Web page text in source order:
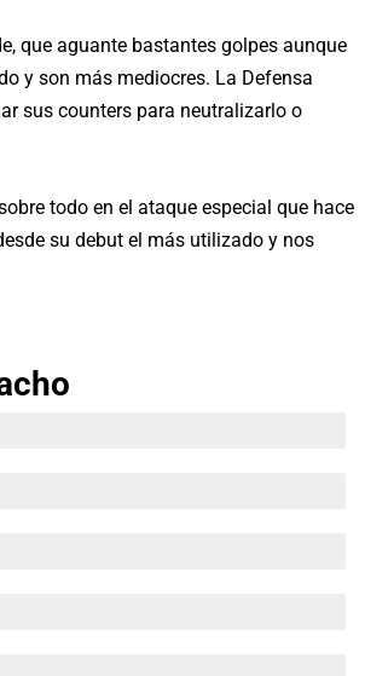
que aguante bastantes golpes aunque
y son más mediocres. La Defensa
sus counters para neutralizarlo o
todo en el ataque especial que hace
su debut el más utilizado y nos